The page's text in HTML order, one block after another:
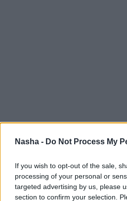
Nasha - Do Not Process My
If you wish to opt-out of the sale,
processing of your personal or
targeted advertising by us, please
section to confirm your selection.